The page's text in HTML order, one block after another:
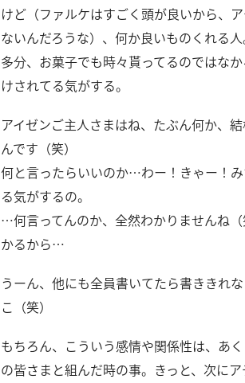
けど（ファルケはすごく頭が良いから、
ないんだろうな）、何か良いものくれる人
多分、お菓子でも時々貰ってるのではな
けされてる気がする。
アイゼンご主人さまはね、たぶん何か、
んです（笑）
何と言ったらいいのか…わー！きゃー！
る気がするの。
…何言ってんのか、全然わかりませんね
かるから…
うーん、他にも全員書いてたら書ききれ
こ（笑）
もちろん、こういう感情や関係性は、あ
の皆さまと組んだ時の事。きっと、次に